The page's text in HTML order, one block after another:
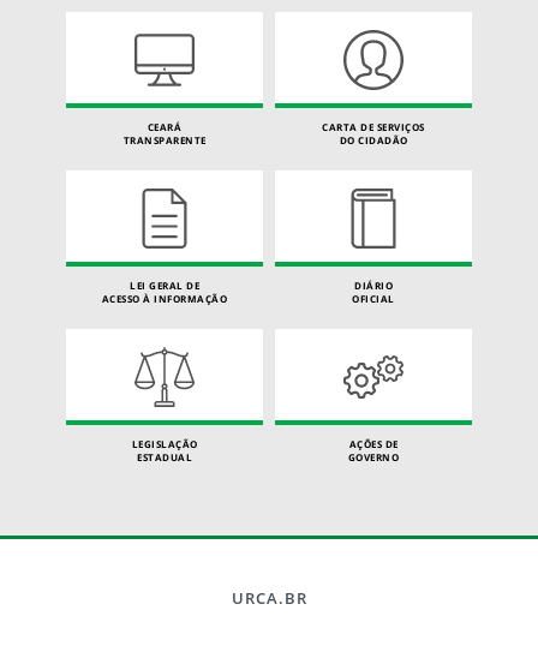
CEARÁ
TRANSPARENTE
CARTA DE SERVIÇOS
DO CIDADÃO
LEI GERAL DE
ACESSO À INFORMAÇÃO
DIÁRIO
OFICIAL
LEGISLAÇÃO
ESTADUAL
AÇÕES DE
GOVERNO
URCA.BR